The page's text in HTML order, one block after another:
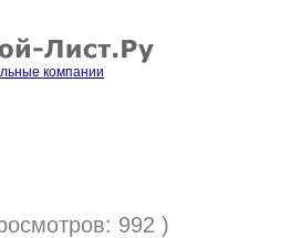
компании
992 )